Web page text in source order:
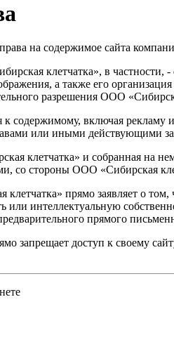
на содержимое сайта
клетчатка», в частности,
а также его
разрешения ООО
содержимому, включая
или иными действующими
клетчатка» и собранная на
со стороны ООО «Сибирская
прямо заявляет о том,
или интеллектуальную
прямого
запрещает доступ к своему